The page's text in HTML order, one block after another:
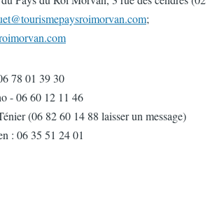
;
78 01 39 30
- 06 60 12 11 46
(06 82 60 14 88 laisser un message)
: 06 35 51 24 01